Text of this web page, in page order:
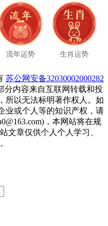
流年运势 生肖运势
苏公网安备32030002000282
分内容来自互联网转载和投
所以无法标明著作权人。如
业或个人等的知识产权，请
，本网站将在规
文章仅供个人个人学习、